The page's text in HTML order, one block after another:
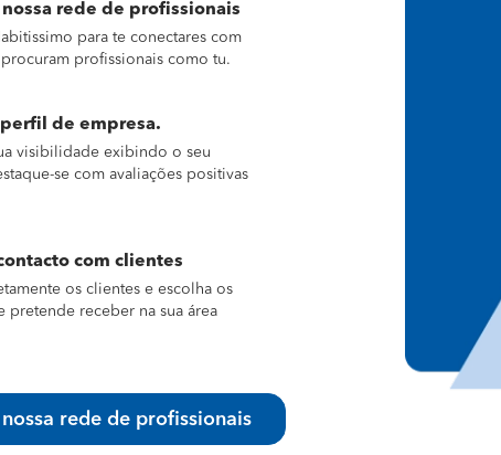
rede de profissionais
para te conectares com
profissionais como tu.
de empresa.
visibilidade exibindo o seu
se com avaliações positivas
com clientes
os clientes e escolha os
pretende receber na sua área
rede de profissionais